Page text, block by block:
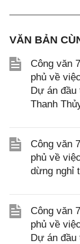
VĂN BẢN
Công văn
phủ về
Dự án
Thanh
Công văn
phủ về
dừng nghỉ
Công văn
phủ về
Dự án